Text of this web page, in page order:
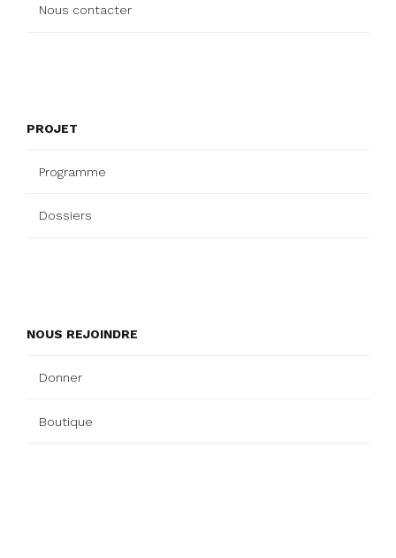
Nous contacter
PROJET
Programme
Dossiers
NOUS REJOINDRE
Donner
Boutique